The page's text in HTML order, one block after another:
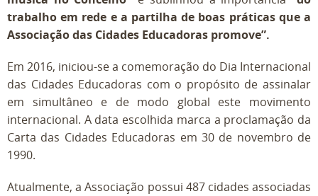
trabalho em rede e a partilha de boas práticas que a
Associação das Cidades Educadoras promove”.
Em 2016, iniciou-se a comemoração do Dia Internacional
das Cidades Educadoras com o propósito de assinalar
em simultâneo e de modo global este movimento
internacional. A data escolhida marca a proclamação da
Carta das Cidades Educadoras em 30 de novembro de
1990.
Atualmente, a Associação possui 487 cidades associadas